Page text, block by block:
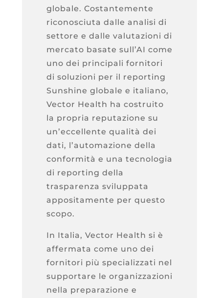
globale. Costantemente
riconosciuta dalle analisi di
settore e dalle valutazioni di
mercato basate sull’AI come
uno dei principali fornitori
di soluzioni per il reporting
Sunshine globale e italiano,
Vector Health ha costruito
la propria reputazione su
un’eccellente qualità dei
dati, l’automazione della
conformità e una tecnologia
di reporting della
trasparenza sviluppata
appositamente per questo
scopo.
In Italia, Vector Health si è
affermata come uno dei
fornitori più specializzati nel
supportare le organizzazioni
nella preparazione e